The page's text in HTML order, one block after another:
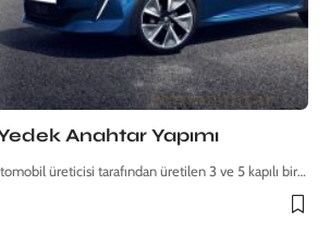
Anahtar Yapımı
üreticisi tarafından üretilen 3 ve 5 kapılı bir…